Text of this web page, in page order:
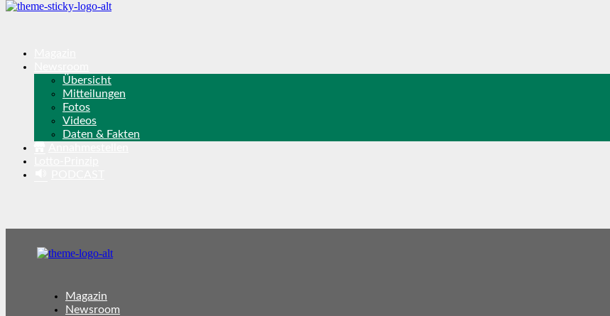
Übersicht
Mitteilungen
Fotos
Videos
Daten & Fakten
Magazin
Newsroom